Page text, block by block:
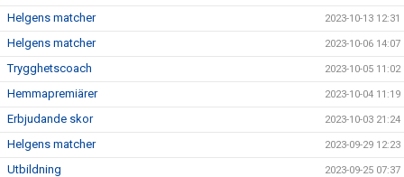
Helgens matcher 2023-10-13 12:31
Helgens matcher 2023-10-06 14:07
Trygghetscoach 2023-10-05 11:02
Hemmapremiärer 2023-10-04 11:19
Erbjudande skor 2023-10-03 21:24
Helgens matcher 2023-09-29 12:23
Utbildning 2023-09-25 07:37